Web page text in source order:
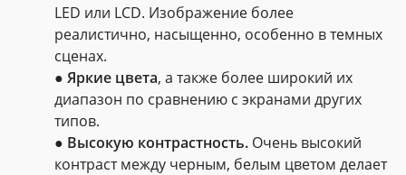
LED или LCD. Изображение более
реалистично, насыщенно, особенно в темных
сценах.
● Яркие цвета, а также более широкий их
диапазон по сравнению с экранами других
типов.
● Высокую контрастность. Очень высокий
контраст между черным, белым цветом делает